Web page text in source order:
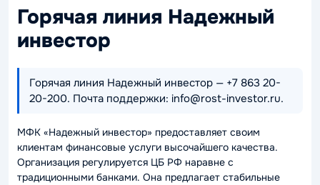
Горячая линия Надежный
инвестор
Горячая линия Надежный инвестор — +7 863 20-
20-200. Почта поддержки: info@rost-investor.ru.
МФК «Надежный инвестор» предоставляет своим
клиентам финансовые услуги высочайшего качества.
Организация регулируется ЦБ РФ наравне с
традиционными банками. Она предлагает стабильные